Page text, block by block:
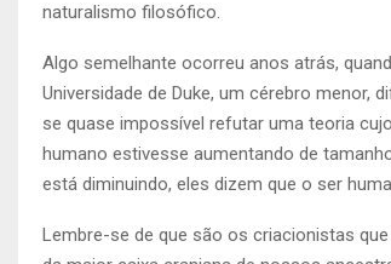
naturalismo filosófico.
Algo semelhante ocorreu anos atrás,
Universidade de Duke, um cérebro menor,
se quase impossível refutar uma teoria
humano estivesse aumentando de
está diminuindo, eles dizem que o ser
Lembre-se de que são os criacionistas